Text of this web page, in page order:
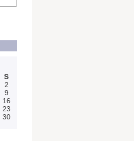
S
2
9
16
23
30